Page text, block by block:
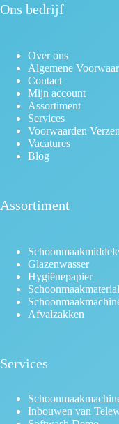
Ons bedrijf
Over ons
Algemene
Contact
Mijn account
Assortiment
Services
Voorwaarden
Vacatures
Blog
Assortiment
Glazenwasser
Hygiënepapier
Afvalzakken
Services
Inbouwen van